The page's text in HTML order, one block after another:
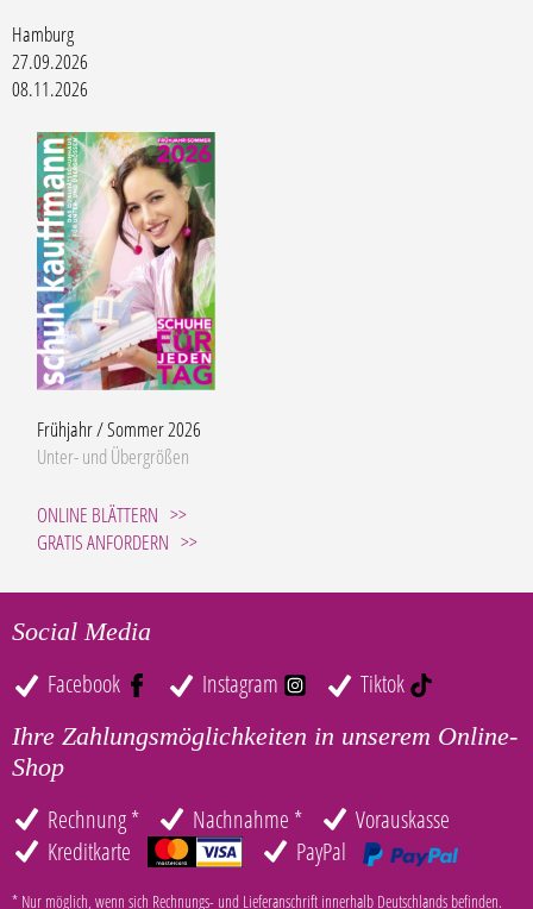
Hamburg
27.09.2026
08.11.2026
Frühjahr / Sommer 2026
Unter- und Übergrößen
ONLINE BLÄTTERN
GRATIS ANFORDERN
Social Media
Facebook Instagram Tiktok
Ihre Zahlungsmöglichkeiten in unserem Online-
Shop
Rechnung * Nachnahme *
Vorauskasse
Kreditkarte
PayPal
* Nur möglich, wenn sich Rechnungs- und Lieferanschrift innerhalb Deutschlands befinden.